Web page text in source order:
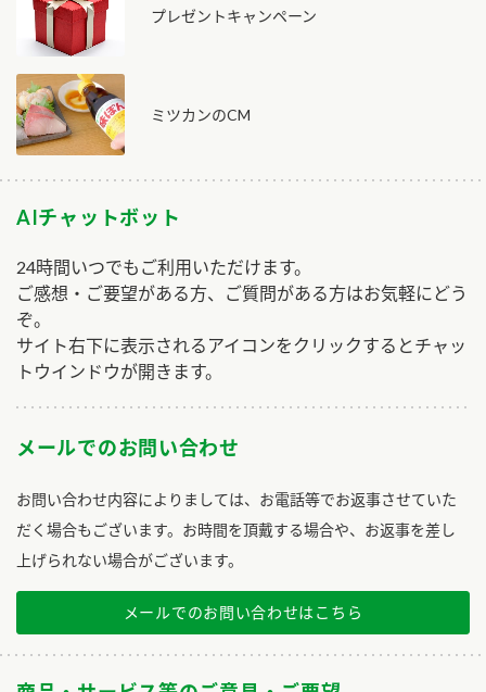
プレゼントキャンペーン
ミツカンのCM
AIチャットボット
24時間いつでもご利用いただけます。
ご感想・ご要望がある方、ご質問がある方はお気軽にどう
ぞ。
サイト右下に表示されるアイコンをクリックするとチャッ
トウインドウが開きます。
メールでのお問い合わせ
お問い合わせ内容によりましては、お電話等でお返事させていた
だく場合もございます。お時間を頂戴する場合や、お返事を差し
上げられない場合がございます。
メールでのお問い合わせはこちら